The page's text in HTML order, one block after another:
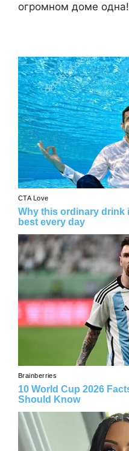
огромном доме одна!